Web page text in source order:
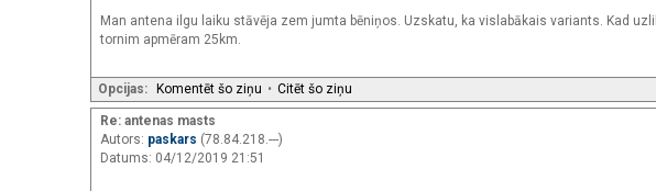
Man antena ilgu laiku stāvēja zem jumta bēniņos. Uzskatu, ka vislabākais variants. Kad
tornim apmēram 25km.
Opcijas: Komentēt šo ziņu • Citēt šo ziņu
Re: antenas masts
Autors: paskars (78.84.218.---)
Datums: 04/12/2019 21:51